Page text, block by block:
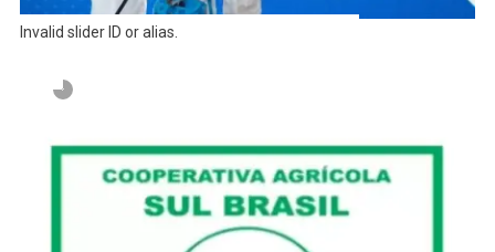
Invalid slider ID or alias.